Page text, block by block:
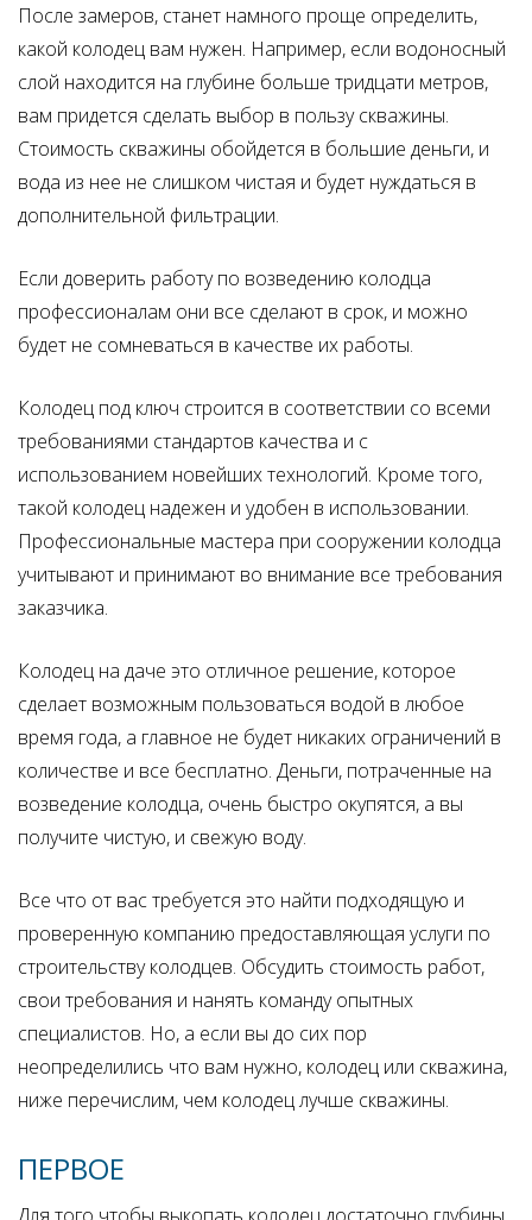
После замеров, станет намного проще определить,
какой колодец вам нужен. Например, если водоносный
слой находится на глубине больше тридцати метров,
вам придется сделать выбор в пользу скважины.
Стоимость скважины обойдется в большие деньги, и
вода из нее не слишком чистая и будет нуждаться в
дополнительной фильтрации.
Если доверить работу по возведению колодца
профессионалам они все сделают в срок, и можно
будет не сомневаться в качестве их работы.
Колодец под ключ строится в соответствии со всеми
требованиями стандартов качества и с
использованием новейших технологий. Кроме того,
такой колодец надежен и удобен в использовании.
Профессиональные мастера при сооружении колодца
учитывают и принимают во внимание все требования
заказчика.
Колодец на даче это отличное решение, которое
сделает возможным пользоваться водой в любое
время года, а главное не будет никаких ограничений в
количестве и все бесплатно. Деньги, потраченные на
возведение колодца, очень быстро окупятся, а вы
получите чистую, и свежую воду.
Все что от вас требуется это найти подходящую и
проверенную компанию предоставляющая услуги по
строительству колодцев. Обсудить стоимость работ,
свои требования и нанять команду опытных
специалистов. Но, а если вы до сих пор
неопределились что вам нужно, колодец или скважина,
ниже перечислим, чем колодец лучше скважины.
ПЕРВОЕ